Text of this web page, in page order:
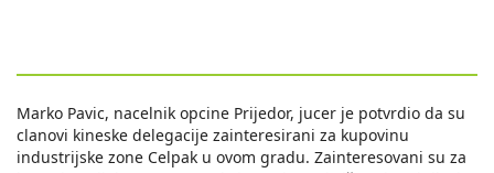
Marko Pavic, nacelnik opcine Prijedor, jucer je potvrdio da su
clanovi kineske delegacije zainteresirani za kupovinu
industrijske zone Celpak u ovom gradu. Zainteresovani su za